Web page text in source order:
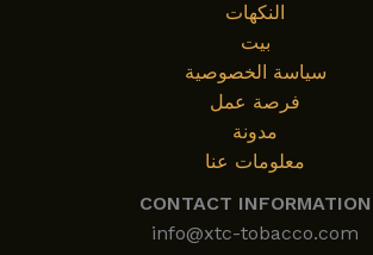
النكهات
بيت
سياسة الخصوصية
فرصة عمل
مدونة
معلومات عنا
CONTACT INFORMATION
info@xtc-tobacco.com